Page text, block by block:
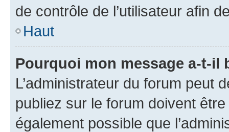
de contrôle de l’utilisateur afin
Haut
Pourquoi mon message a-t-il
L’administrateur du forum peut
publiez sur le forum doivent
également possible que